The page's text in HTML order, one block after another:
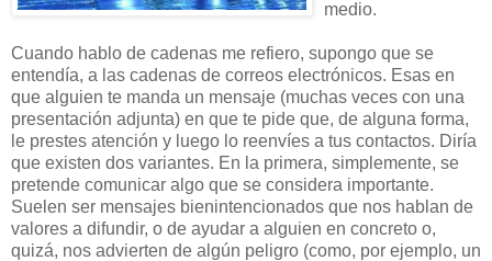
medio.
Cuando hablo de cadenas me refiero, supongo que se
entendía, a las cadenas de correos electrónicos. Esas en
que alguien te manda un mensaje (muchas veces con una
presentación adjunta) en que te pide que, de alguna forma,
le prestes atención y luego lo reenvíes a tus contactos. Diría
que existen dos variantes. En la primera, simplemente, se
pretende comunicar algo que se considera importante.
Suelen ser mensajes bienintencionados que nos hablan de
valores a difundir, o de ayudar a alguien en concreto o,
quizá, nos advierten de algún peligro (como, por ejemplo, un